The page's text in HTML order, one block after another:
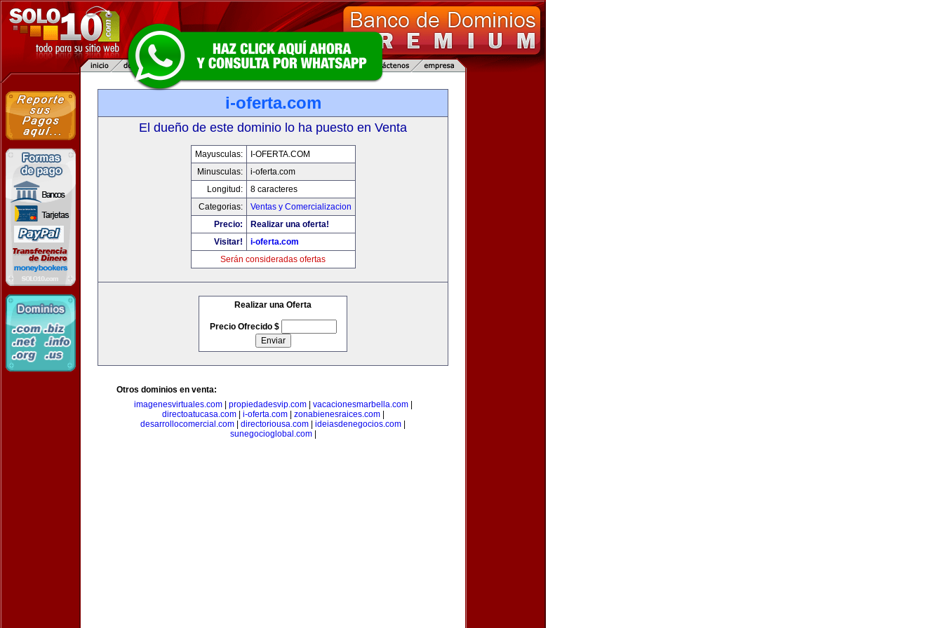
i-oferta.com
El dueño de este dominio lo ha puesto en Venta
Mayusculas:
I-OFERTA.COM
Minusculas:
i-oferta.com
Longitud:
8 caracteres
Categorias:
Ventas y Comercializacion
Precio:
Realizar una oferta!
Visitar!
i-oferta.com
Serán consideradas ofertas
Realizar una Oferta
Precio Ofrecido $
Otros dominios en venta:
imagenesvirtuales.com| propiedadesvip.com| vacacionesmarbella.com|
directoatucasa.com| i-oferta.com| zonabienesraices.com|
desarrollocomercial.com
directoriousa.com ideiasdenegocios.com
sunegocioglobal.com|